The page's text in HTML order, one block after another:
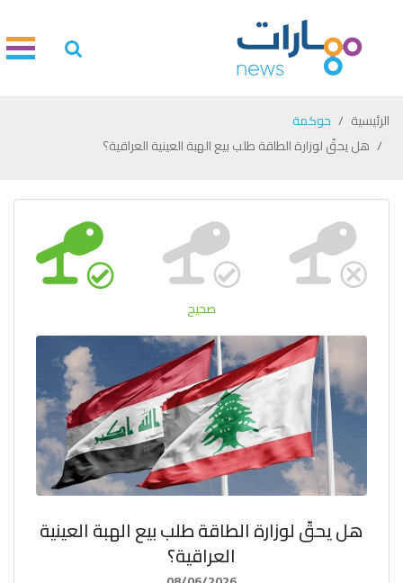
الرئيسية
حوكمة
هل يحقّ لوزارة الطاقة طلب بيع الهبة العينية العراقية؟
صحيح
هل يحقّ لوزارة الطاقة طلب بيع الهبة العينية
العراقية؟